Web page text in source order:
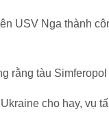
USV Nga thành
rằng tàu Simferopol
cho hay, vụ